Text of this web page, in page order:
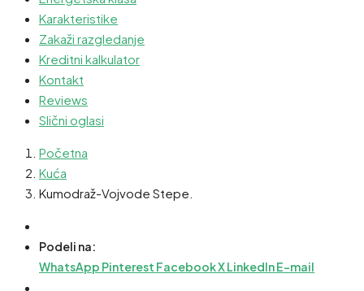
Karakteristike
Zakaži razgledanje
Kreditni kalkulator
Kontakt
Reviews
Slični oglasi
Početna
Kuća
Kumodraž-Vojvode Stepe.
Podeli na:
WhatsApp Pinterest FacebookXLinkedInE-mail